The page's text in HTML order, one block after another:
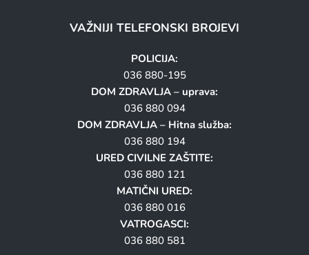
VAŽNIJI TELEFONSKI BROJEVI
POLICIJA:
036 880-195
DOM ZDRAVLJA – uprava:
036 880 094
DOM ZDRAVLJA – Hitna služba:
036 880 194
URED CIVILNE ZAŠTITE:
036 880 121
MATIČNI URED:
036 880 016
VATROGASCI:
036 880 581